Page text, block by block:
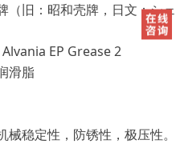
（旧：昭和壳牌，日文：シェ
EP Grease 2
滑脂
械稳定性，防锈性，极压性。